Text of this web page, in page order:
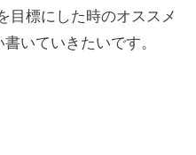
目標にした時のオススメ
いていきたいです。